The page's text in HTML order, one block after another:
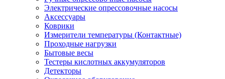
Электрические опрессовочные насосы
Аксессуары
Коврики
Измерители температуры (Контактные)
Проходные нагрузки
Бытовые весы
Тестеры кислотных аккумуляторов
Детекторы